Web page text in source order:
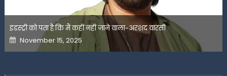
इंडस्ट्री को पता है कि मैं कहीं नहीं जाने वाला-अरशद वारसी
Posted
on
November 15, 2025